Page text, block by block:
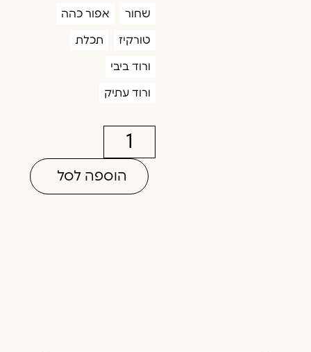
שחור אפור כהה
טורקיז תכלת
ורוד ביבי
ורוד עתיק
הוספה לסל